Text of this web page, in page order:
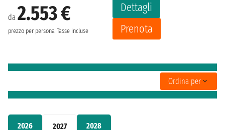
2026 2027 2028
da 2.553 €
prezzo per persona Tasse incluse
Dettagli
Prenota
Ordina per